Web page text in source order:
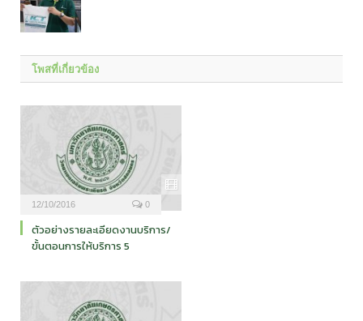
โพสที่เกี่ยวข้อง
12/10/2016 0
ตัวอย่างรายละเอียดงานบริการ/
ขั้นตอนการให้บริการ 5